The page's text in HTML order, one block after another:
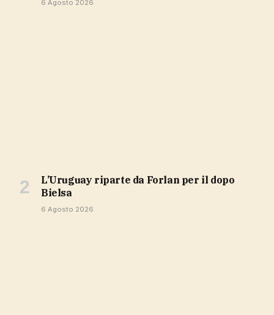
6 Agosto 2026
L’Uruguay riparte da Forlan per il dopo
Bielsa
6 Agosto 2026